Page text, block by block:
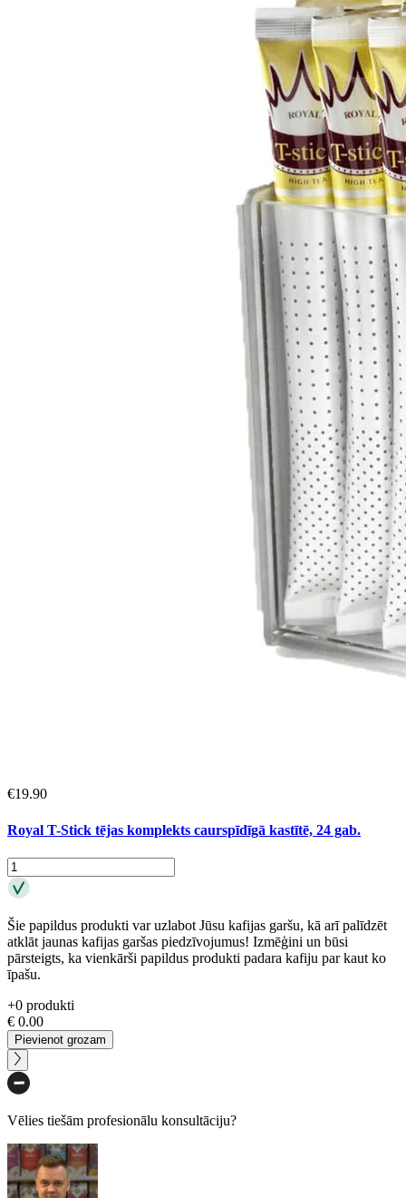
€19.90
Royal T-Stick tējas komplekts caurspīdīgā kastītē, 24 gab.
Šie papildus produkti var uzlabot Jūsu kafijas garšu, kā arī palīdzēt
atklāt jaunas kafijas garšas piedzīvojumus! Izmēģini un būsi
pārsteigts, ka vienkārši papildus produkti padara kafiju par kaut ko
īpašu.
+0 produkti
€ 0.00
Pievienot grozam
Vēlies tiešām profesionālu konsultāciju?